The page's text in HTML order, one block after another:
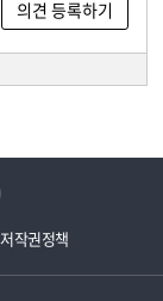
저작권정책